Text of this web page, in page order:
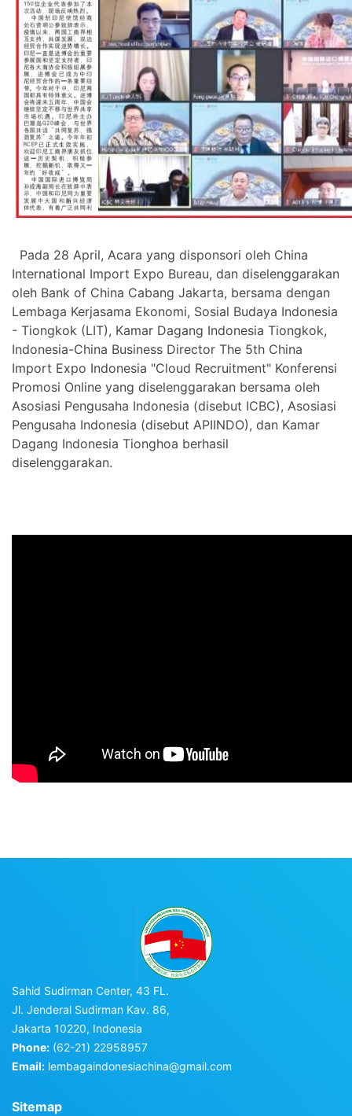
Pada 28 April, Acara yang disponsori oleh China
International Import Expo Bureau, dan diselenggarakan
oleh Bank of China Cabang Jakarta, bersama dengan
Lembaga Kerjasama Ekonomi, Sosial Budaya Indonesia
- Tiongkok (LIT), Kamar Dagang Indonesia Tiongkok,
Indonesia-China Business Director The 5th China
Import Expo Indonesia "Cloud Recruitment" Konferensi
Promosi Online yang diselenggarakan bersama oleh
Asosiasi Pengusaha Indonesia (disebut ICBC), Asosiasi
Pengusaha Indonesia (disebut APIINDO), dan Kamar
Dagang Indonesia Tionghoa berhasil
diselenggarakan.
Sahid Sudirman Center, 43 FL.
Jl. Jenderal Sudirman Kav. 86,
Jakarta 10220, Indonesia
Phone: (62-21) 22958957
Email: lembagaindonesiachina@gmail.com
Sitemap